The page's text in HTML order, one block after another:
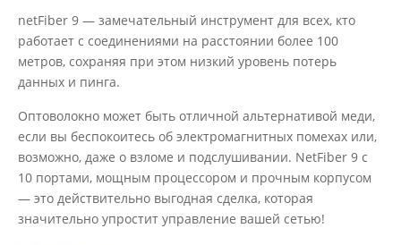
netFiber 9 — замечательный инструмент для всех, кто
работает с соединениями на расстоянии более 100
метров, сохраняя при этом низкий уровень потерь
данных и пинга.
Оптоволокно может быть отличной альтернативой меди,
если вы беспокоитесь об электромагнитных помехах или,
возможно, даже о взломе и подслушивании. NetFiber 9 с
10 портами, мощным процессором и прочным корпусом
— это действительно выгодная сделка, которая
значительно упростит управление вашей сетью!